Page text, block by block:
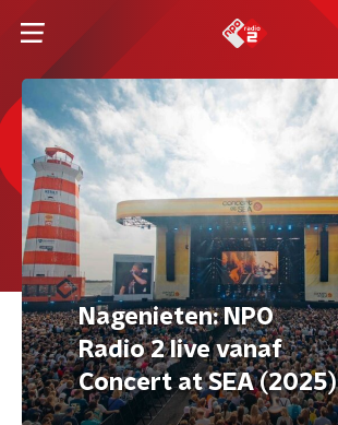
Nagenieten: NPO
Radio 2 live vanaf
Concert at SEA (2025)